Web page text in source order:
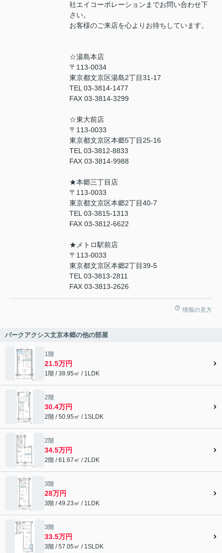
社エイコーポレーションまでお問い合わせ下
さい。
お客様のご来店を心よりお待ちしています。
☆湯島本店
〒113-0034
東京都文京区湯島2丁目31-17
TEL 03-3814-1477
FAX 03-3814-3299
☆東大前店
〒113-0033
東京都文京区本郷5丁目25-16
TEL 03-3812-8833
FAX 03-3814-9988
★本郷三丁目店
〒113-0033
東京都文京区本郷2丁目40-7
TEL 03-3815-1313
FAX 03-3812-6622
★メトロ駅前店
〒113-0033
東京都文京区本郷2丁目39-5
TEL 03-3813-2811
FAX 03-3813-2626
情報の見方
パークアクシス文京本郷の他の部屋
1階
21.5万円
1階 / 38.95㎡ / 1LDK
2階
30.4万円
2階 / 50.95㎡ / 1SLDK
2階
34.5万円
2階 / 61.67㎡ / 2LDK
3階
28万円
3階 / 49.23㎡ / 1LDK
3階
33.5万円
3階 / 57.05㎡ / 1SLDK